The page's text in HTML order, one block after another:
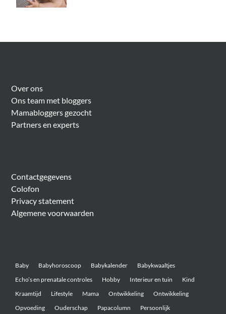
Over ons
Ons team met bloggers
Mamabloggers gezocht
Partners en experts
Contactgegevens
Colofon
Privacy statement
Algemene voorwaarden
Baby Babyhoroscoop Babykalender
Babykwaaltjes
Echo’s en prenatale controles
Hobby Interieur en tuin
Kind
Kraamtijd
Lifestyle Mama Ontwikkeling
Ontwikkeling
Opvoeding
Ouderschap Papacolumn Persoonlijk